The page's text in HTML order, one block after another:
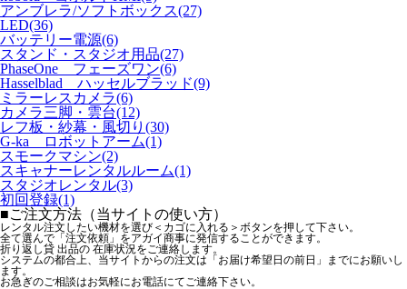
アンブレラ/ソフトボックス(27)
LED(36)
バッテリー電源(6)
スタンド・スタジオ用品(27)
PhaseOne フェーズワン(6)
Hasselblad ハッセルブラッド(9)
ミラーレスカメラ(6)
カメラ三脚・雲台(12)
レフ板・紗幕・風切り(30)
G-ka ロボットアーム(1)
スモークマシン(2)
スキャナーレンタルルーム(1)
スタジオレンタル(3)
初回登録(1)
■ご注文方法（当サイトの使い方）
レンタル注文したい機材を選び＜カゴに入れる＞ボタンを押して下さい。
全て選んで「注文依頼」をアガイ商事に発信することができます。
折り返し貸 出品の 在庫状況をご連絡します。
システムの都合上、当サイトからの注文は「お届け希望日の前日」までにお願いし
ます。
お急ぎのご相談はお気軽にお電話にてご連絡下さい。